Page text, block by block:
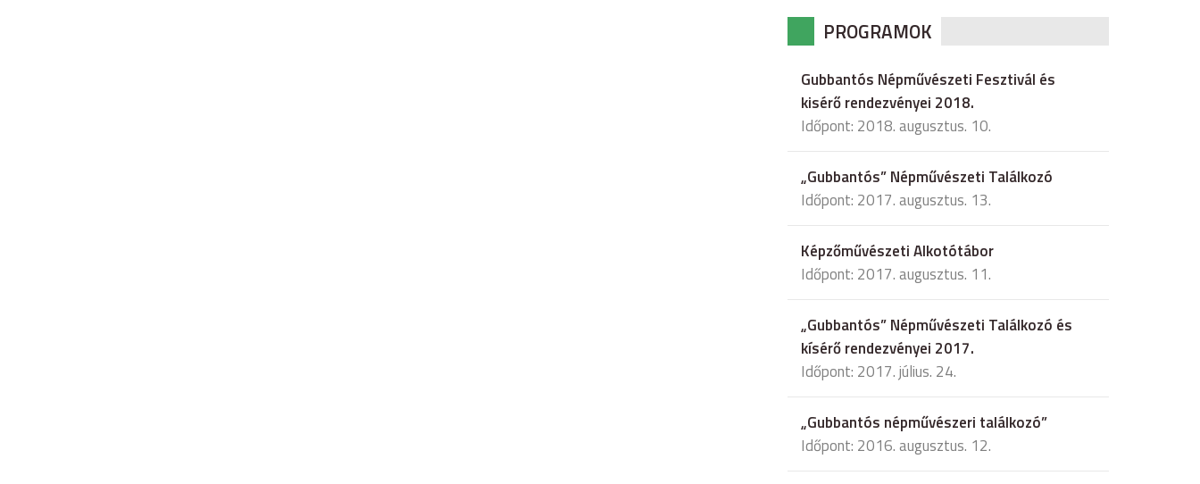
PROGRAMOK
Gubbantós Népművészeti Fesztivál és
kisérő rendezvényei 2018.
Időpont: 2018. augusztus. 10.
„Gubbantós” Népművészeti Találkozó
Időpont: 2017. augusztus. 13.
Képzőművészeti Alkotótábor
Időpont: 2017. augusztus. 11.
„Gubbantós” Népművészeti Találkozó és
kísérő rendezvényei 2017.
Időpont: 2017. július. 24.
„Gubbantós népművészeri találkozó”
Időpont: 2016. augusztus. 12.